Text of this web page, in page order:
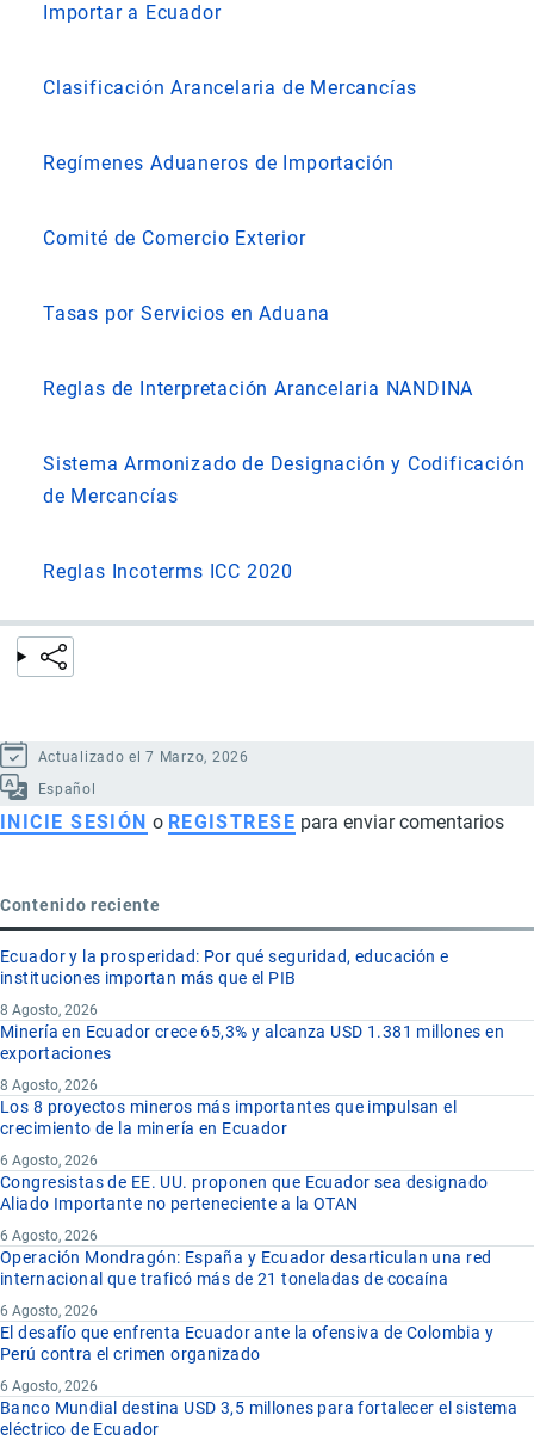
Importar a Ecuador
Clasificación Arancelaria de Mercancías
Regímenes Aduaneros de Importación
Comité de Comercio Exterior
Tasas por Servicios en Aduana
Reglas de Interpretación Arancelaria NANDINA
Sistema Armonizado de Designación y Codificación
de Mercancías
Reglas Incoterms ICC 2020
Actualizado el 7 Marzo, 2026
Español
INICIE SESIÓN o REGISTRESE para enviar comentarios
Contenido reciente
Ecuador y la prosperidad: Por qué seguridad, educación e
instituciones importan más que el PIB
8 Agosto, 2026
Minería en Ecuador crece 65,3% y alcanza USD 1.381 millones en
exportaciones
8 Agosto, 2026
Los 8 proyectos mineros más importantes que impulsan el
crecimiento de la minería en Ecuador
6 Agosto, 2026
Congresistas de EE. UU. proponen que Ecuador sea designado
Aliado Importante no perteneciente a la OTAN
6 Agosto, 2026
Operación Mondragón: España y Ecuador desarticulan una red
internacional que traficó más de 21 toneladas de cocaína
6 Agosto, 2026
El desafío que enfrenta Ecuador ante la ofensiva de Colombia y
Perú contra el crimen organizado
6 Agosto, 2026
Banco Mundial destina USD 3,5 millones para fortalecer el sistema
eléctrico de Ecuador